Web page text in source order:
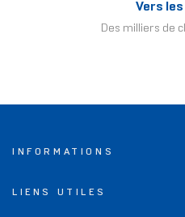
Vers
Des milliers de
INFORMATIONS
LIENS UTILES